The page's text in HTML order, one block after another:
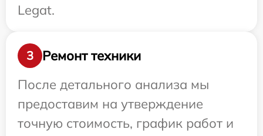
Legat.
3
Ремонт техники
После детального анализа мы
предоставим на утверждение
точную стоимость, график работ и